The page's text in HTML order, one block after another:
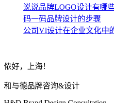
说说品牌LOGO设计有哪
码一码品牌设计的步骤
公司VI设计在企业文化中
侬好，上海！
和与德品牌咨询&设计